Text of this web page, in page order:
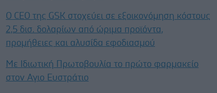
Ο CEO της GSK στοχεύει σε εξοικονόμηση κόστους
2,5 δισ. δολαρίων από ώριμα προϊόντα,
προμήθειες και αλυσίδα εφοδιασμού
Με Ιδιωτική Πρωτοβουλία το πρώτο φαρμακείο
στον Αγιο Ευστράτιο